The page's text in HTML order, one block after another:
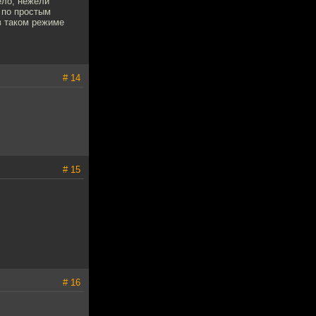
простым
таком режиме
# 14
# 15
# 16